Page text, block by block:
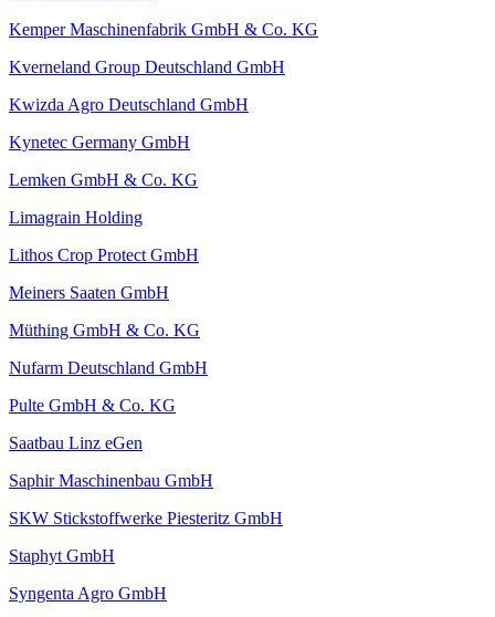
Kemper Maschinenfabrik GmbH & Co. KG
Kverneland Group Deutschland GmbH
Kwizda Agro Deutschland GmbH
Kynetec Germany GmbH
Lemken GmbH & Co. KG
Limagrain Holding
Lithos Crop Protect GmbH
Meiners Saaten GmbH
Müthing GmbH & Co. KG
Nufarm Deutschland GmbH
Pulte GmbH & Co. KG
Saatbau Linz eGen
Saphir Maschinenbau GmbH
SKW Stickstoffwerke Piesteritz GmbH
Staphyt GmbH
Syngenta Agro GmbH